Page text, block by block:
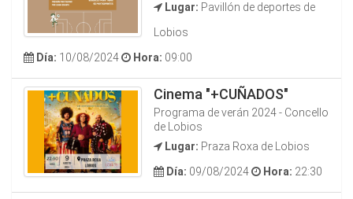
Lugar: Pavillón de deportes de
Lobios
Día: 10/08/2024 Hora: 09:00
Cinema "+CUÑADOS"
Programa de verán 2024 - Concello
de Lobios
Lugar: Praza Roxa de Lobios
Día: 09/08/2024 Hora: 22:30